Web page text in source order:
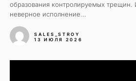
образования контролируемых трещин.
неверное исполнение...
SALES_STROY
13 ИЮЛЯ 2026